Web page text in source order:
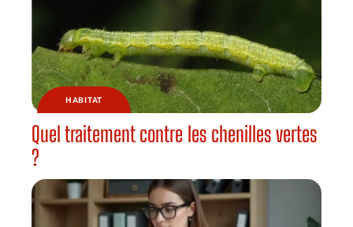
HABITAT
Quel traitement contre les chenilles vertes
?